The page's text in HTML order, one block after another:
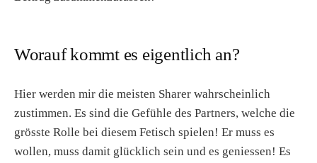
Worauf kommt es eigentlich an?
Hier werden mir die meisten Sharer wahrscheinlich
zustimmen. Es sind die Gefühle des Partners, welche die
grösste Rolle bei diesem Fetisch spielen! Er muss es
wollen, muss damit glücklich sein und es geniessen! Es